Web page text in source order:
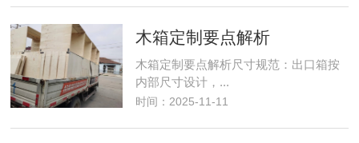
木箱定制要点解析
木箱定制要点解析‌尺寸规范‌：出口箱按
内部尺寸设计，...
时间：2025-11-11